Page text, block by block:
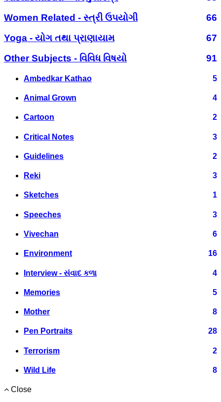
Women Related - સ્ત્રી ઉપયોગી
66
Yoga - યોગ તથા પ્રાણાયામ
67
Other Subjects - વિવિધ વિષયો
91
Ambedkar Kathao 5
Animal Grown 4
Cartoon 2
Critical Notes 3
Guidelines 2
Reki 3
Sketches 1
Speeches 3
Vivechan 6
Environment 16
Interview - સંવાદ કળા 4
Memories 5
Mother 8
Pen Portraits 28
Terrorism 2
Wild Life 8
Close